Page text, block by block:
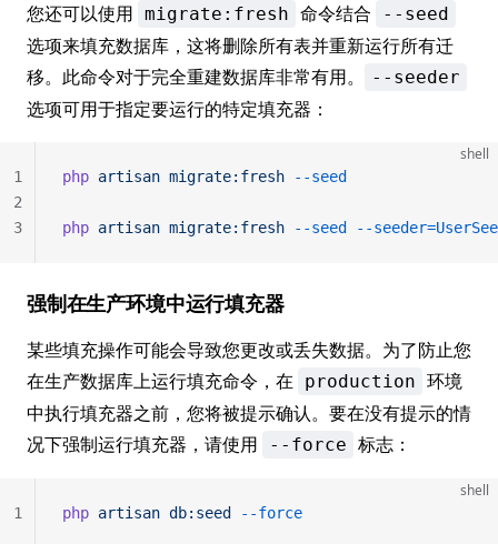
您还可以使用 migrate:fresh 命令结合 --seed
选项来填充数据库，这将删除所有表并重新运行所有迁
移。此命令对于完全重建数据库非常有用。
--seeder
选项可用于指定要运行的特定填充器：
shell
php artisan migrate:fresh --seed
php artisan migrate:fresh --seed --
1
2
3
强制在生产环境中运行填充器
某些填充操作可能会导致您更改或丢失数据。为了防止您
在生产数据库上运行填充命令，在
production 环境
中执行填充器之前，您将被提示确认。要在没有提示的情
况下强制运行填充器，请使用
--force 标志：
shell
php artisan db:seed --force
1